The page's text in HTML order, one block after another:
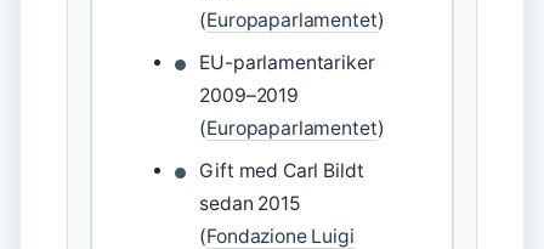
(Europaparlamentet)
EU-parlamentariker
2009–2019
(Europaparlamentet)
Gift med Carl Bildt
sedan 2015
(Fondazione Luigi